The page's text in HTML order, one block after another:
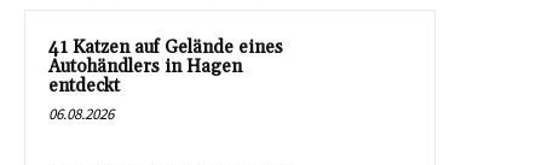
41 Katzen auf Gelände eines
Autohändlers in Hagen
entdeckt
06.08.2026